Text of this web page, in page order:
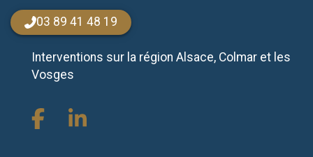
03 89 41 48 19
Interventions sur la région Alsace, Colmar et les
Vosges